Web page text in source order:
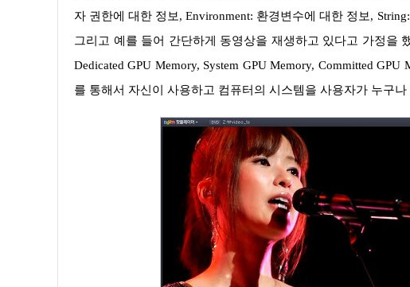
자 권한에 대한 정보, Environment: 환경변수에 대한 정보,
그리고 예를 들어 간단하게 동영상을 재생하고 있다고 가정을
Dedicated GPU Memory, System GPU Memory, Committed
를 통해서 자신이 사용하고 컴퓨터의 시스템을 사용자가 누구